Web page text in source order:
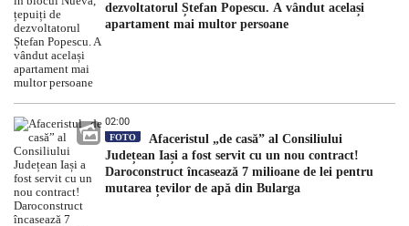
dezvoltatorul Ștefan Popescu. A vândut același
apartament mai multor persoane
02:00
FOTO
Afaceristul „de casă” al Consiliului
Județean Iași a fost servit cu un nou contract!
Daroconstruct încasează 7 milioane de lei pentru
mutarea țevilor de apă din Bularga